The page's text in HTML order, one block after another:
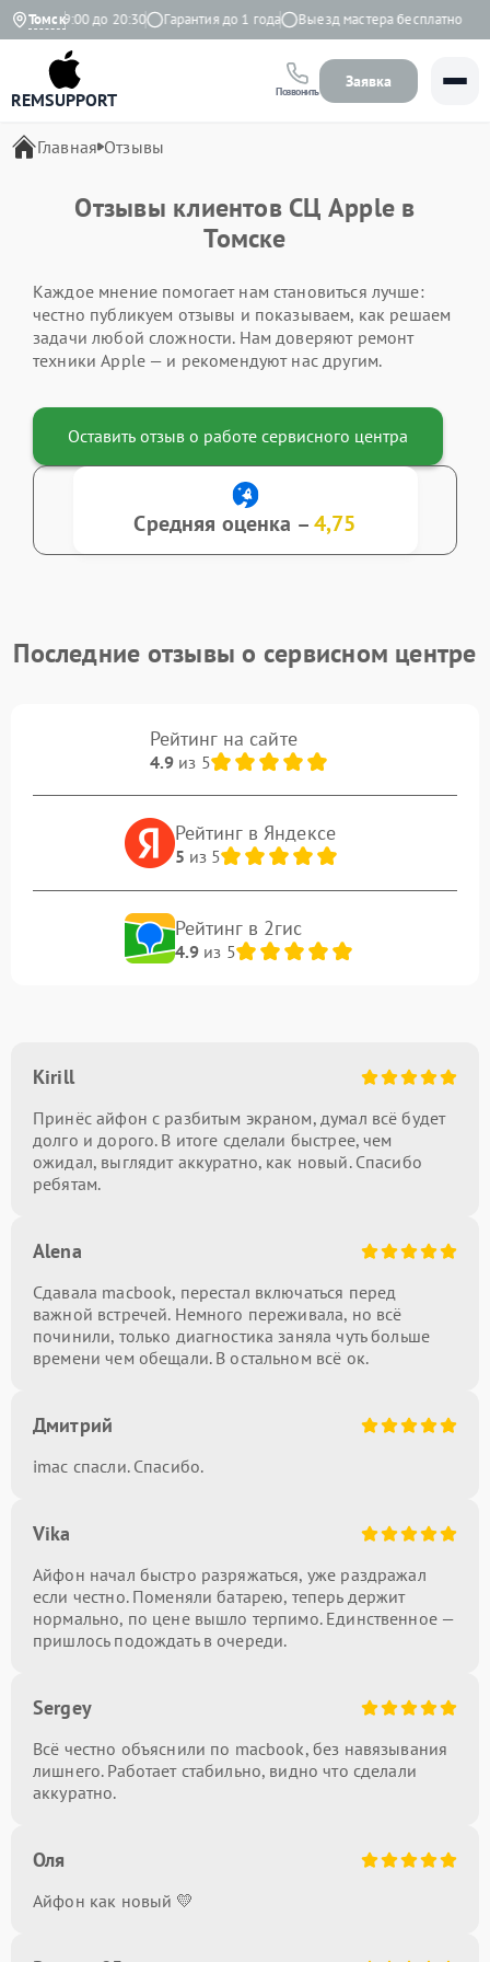
Томск
с 9:00 до 20:30 Гарантия до 1 года Выезд мастера бесплатно
REMSUPPORT Позвонить
Заявка
Главная Отзывы
Отзывы клиентов СЦ Apple в
Томске
Каждое мнение помогает нам становиться лучше:
честно публикуем отзывы и показываем, как решаем
задачи любой сложности. Нам доверяют ремонт
техники Apple — и рекомендуют нас другим.
Оставить отзыв о работе сервисного центра
Средняя оценка –4,75
Последние отзывы о сервисном центре
Рейтинг на сайте
4.9из 5
Рейтинг в Яндексе
5 из 5
Рейтинг в 2гис
4.9из 5
Kirill
Принёс айфон с разбитым экраном, думал всё будет
долго и дорого. В итоге сделали быстрее, чем
ожидал, выглядит аккуратно, как новый. Спасибо
ребятам.
Alena
Сдавала macbook, перестал включаться перед
важной встречей. Немного переживала, но всё
починили, только диагностика заняла чуть больше
времени чем обещали. В остальном всё ок.
Дмитрий
imac спасли. Спасибо.
Vika
Айфон начал быстро разряжаться, уже раздражал
если честно. Поменяли батарею, теперь держит
нормально, по цене вышло терпимо. Единственное —
пришлось подождать в очереди.
Sergey
Всё честно объяснили по macbook, без навязывания
лишнего. Работает стабильно, видно что сделали
аккуратно.
Оля
Айфон как новый 💛